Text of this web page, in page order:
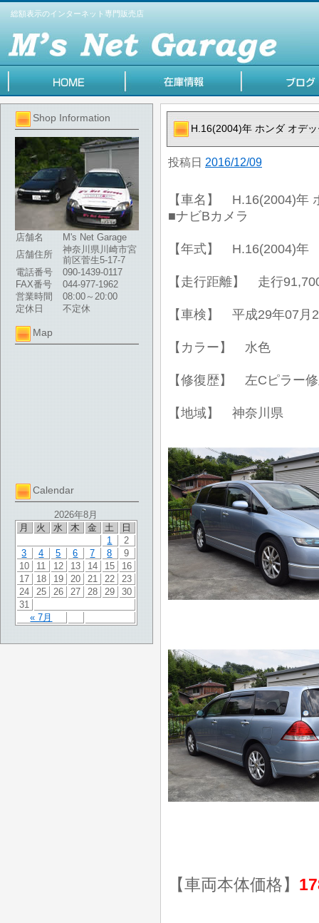
総額表示のインターネット専門販売店
Shop Information
店舗名
M's Net Garage
店舗住所
神奈川県川崎市宮
前区菅生5-17-7
電話番号
090-1439-0117
FAX番号
044-977-1962
営業時間
08:00～20:00
定休日
不定休
Map
Calendar
2026年8月
月
火 水 木 金 土 日
« 7月
1
2
3
4 5 6 7 8
9
10
11 12 13 14 15
16
17
18 19 20 21 22
23
24
25 26 27 28 29
30
31
H.16(2004)年 ホンダ オデ
投稿日 2016/12/09
【車名】 H.16(2004)年
■ナビBカメラ
【年式】 H.16(2004)年
【走行距離】 走行
【車検】 平成29年07月
【カラー】 水色
【修復歴】 左Cピラー
【地域】 神奈川県
【車両本体価格】